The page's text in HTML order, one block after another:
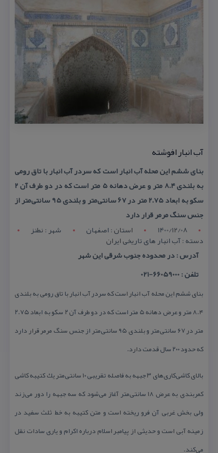
آب انبار افوشته
بنای ششم این محله آب انبار است كه سردر آب انبار با تاق رومی
به بلندی ۸.۴ متر و عرض دهانه ۵ متر است كه در دو طرف آن ۲
سكو به ابعاد ۲.۷۵ متر در ۶۷ سانتی‌متر و بلندی ۹۵ سانتی‌متر از
جنس سنگ مرمر قرار دارد
1400/12/08
استان : اصفهان شهر : نطنز
دسته : آب انبار های تاریخی ایران
آدرس : در محدوده جنوب شرقی این شهر
تلفن : 66059000-021
بنای ششم این محله آب انبار است كه سردر آب انبار با تاق رومی به بلندی
۸.۴ متر و عرض دهانه ۵ متر است كه در دو طرف آن ۲ سكو به ابعاد ۲.۷۵
متر در ۶۷ سانتی‌متر و بلندی ۹۵ سانتی‌متر از جنس سنگ مرمر قرار دارد
كه حدود ۲۰۰ سال قدمت دارد.
بالای كاشی‌كاری‌های ۳ جبهه به فاصله تقریبی ۱۰ سانتی‌متر یك كتیبه كاشی
كمربندی به عرض ۱۸ سانتی‌متر آغاز می‌شود كه سه جبهه را دور می‌زند
ولی بخش غربی آن فرو ریخته است و متن كتیبه به خط ثلث سفید در
زمینه آبی است و حدیثی از پیامبر اسلام درباره اكرام و یاری سادات نقل
می‌كند.